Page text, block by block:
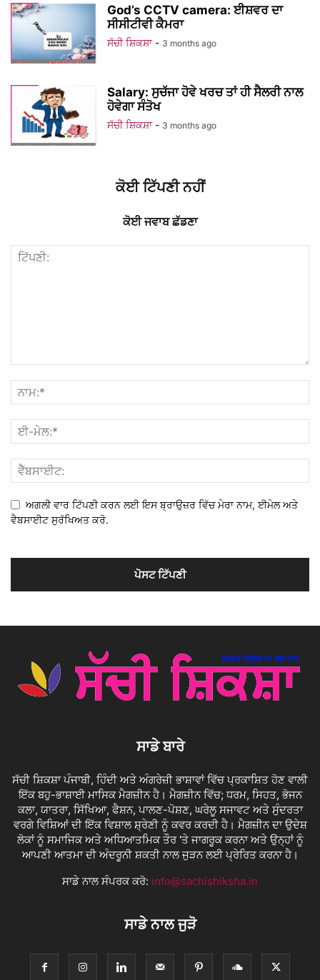
God’s CCTV camera: ਈਸ਼ਵਰ ਦਾ
ਸੀਸੀਟੀਵੀ ਕੈਮਰਾ
ਸੱਚੀ ਸ਼ਿਕਸ਼ਾ - 3 months ago
Salary: ਸੁਚੱਜਾ ਹੋਵੇ ਖਰਚ ਤਾਂ ਹੀ ਸੈਲਰੀ ਨਾਲ
ਹੋਵੇਗਾ ਸੰਤੋਖ
ਸੱਚੀ ਸ਼ਿਕਸ਼ਾ - 3 months ago
ਕੋਈ ਟਿੱਪਣੀ ਨਹੀਂ
ਕੋਈ ਜਵਾਬ ਛੱਡਣਾ
ਅਗਲੀ ਵਾਰ ਟਿੱਪਣੀ ਕਰਨ ਲਈ ਇਸ ਬ੍ਰਾਉਜ਼ਰ ਵਿੱਚ ਮੇਰਾ ਨਾਮ, ਈਮੇਲ ਅਤੇ
ਵੈਬਸਾਈਟ ਸੁਰੱਖਿਅਤ ਕਰੋ.
ਸਾਡੇ ਬਾਰੇ
ਸੱਚੀ ਸ਼ਿਕਸ਼ਾ ਪੰਜਾਬੀ, ਹਿੰਦੀ ਅਤੇ ਅੰਗਰੇਜ਼ੀ ਭਾਸ਼ਾਵਾਂ ਵਿੱਚ ਪ੍ਰਕਾਸ਼ਿਤ ਹੋਣ ਵਾਲੀ
ਇੱਕ ਬਹੁ-ਭਾਸ਼ਾਈ ਮਾਸਿਕ ਮੈਗਜ਼ੀਨ ਹੈ। ਮੈਗਜ਼ੀਨ ਵਿੱਚ; ਧਰਮ, ਸਿਹਤ, ਭੋਜਨ
ਕਲਾ, ਯਾਤਰਾ, ਸਿੱਖਿਆ, ਫੈਸ਼ਨ, ਪਾਲਣ-ਪੋਸ਼ਣ, ਘਰੇਲੂ ਸਜਾਵਟ ਅਤੇ ਸੁੰਦਰਤਾ
ਵਰਗੇ ਵਿਸ਼ਿਆਂ ਦੀ ਇੱਕ ਵਿਸ਼ਾਲ ਸ਼੍ਰੇਣੀ ਨੂੰ ਕਵਰ ਕਰਦੀ ਹੈ। ਮੈਗਜ਼ੀਨ ਦਾ ਉਦੇਸ਼
ਲੋਕਾਂ ਨੂੰ ਸਮਾਜਿਕ ਅਤੇ ਅਧਿਆਤਮਿਕ ਤੌਰ 'ਤੇ ਜਾਗਰੂਕ ਕਰਨਾ ਅਤੇ ਉਨ੍ਹਾਂ ਨੂੰ
ਆਪਣੀ ਆਤਮਾ ਦੀ ਅੰਦਰੂਨੀ ਸ਼ਕਤੀ ਨਾਲ ਜੁੜਨ ਲਈ ਪ੍ਰੇਰਿਤ ਕਰਨਾ ਹੈ।
ਸਾਡੇ ਨਾਲ ਸੰਪਰਕ ਕਰੋ: info@sachishiksha.in
ਸਾਡੇ ਨਾਲ ਜੁੜੋ